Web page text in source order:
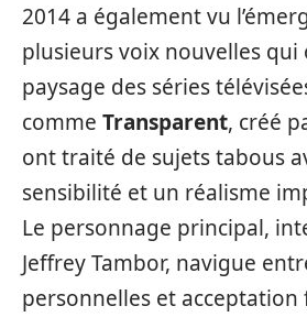
2014 a également vu
plusieurs voix nouvelles qui
paysage des séries
comme Transparent, créé
ont traité de sujets tabous
sensibilité et un réalisme
Le personnage principal,
Jeffrey Tambor, navigue
personnelles et acceptation